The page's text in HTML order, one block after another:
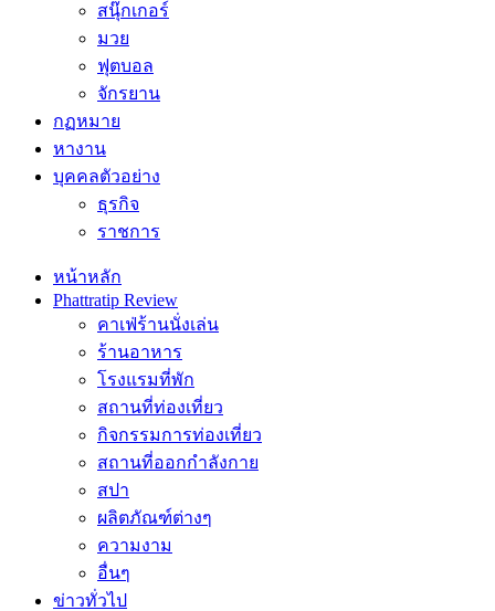
สนุ๊กเกอร์
มวย
ฟุตบอล
จักรยาน
กฏหมาย
หางาน
บุคคลตัวอย่าง
ธุรกิจ
ราชการ
หน้าหลัก
Phattratip Review
คาเฟ่ร้านนั่งเล่น
ร้านอาหาร
โรงแรมที่พัก
สถานที่ท่องเที่ยว
กิจกรรมการท่องเที่ยว
สถานที่ออกกำลังกาย
สปา
ผลิตภัณฑ์ต่างๆ
ความงาม
อื่นๆ
ข่าวทั่วไป